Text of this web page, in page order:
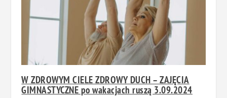
W ZDROWYM CIELE ZDROWY DUCH – ZAJĘCIA
GIMNASTYCZNE po wakacjach ruszą 3.09.2024